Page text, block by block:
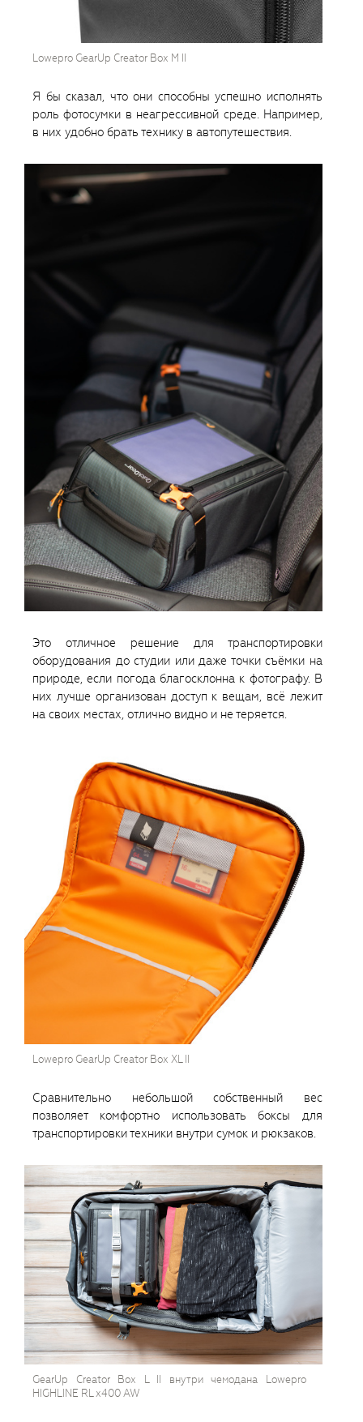
Lowepro GearUp Creator Box M II
Я бы сказал, что они способны успешно исполнять
роль фотосумки в неагрессивной среде. Например,
в них удобно брать технику в автопутешествия.
Это отличное решение для транспортировки
оборудования до студии или даже точки съёмки на
природе, если погода благосклонна к фотографу. В
них лучше организован доступ к вещам, всё лежит
на своих местах, отлично видно и не теряется.
Lowepro GearUp Creator Box XL II
Сравнительно небольшой собственный вес
позволяет комфортно использовать боксы для
транспортировки техники внутри сумок и рюкзаков.
GearUp Creator Box L II внутри чемодана Lowepro
HIGHLINE RL x400 AW